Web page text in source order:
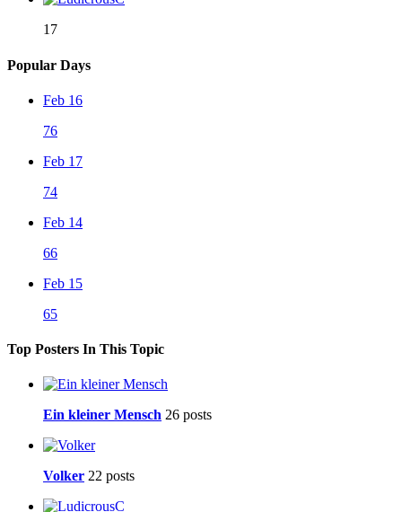
17
Popular Days
Feb 16
76
Feb 17
74
Feb 14
66
Feb 15
65
Top Posters In This Topic
Ein kleiner Mensch 26 posts
Volker 22 posts